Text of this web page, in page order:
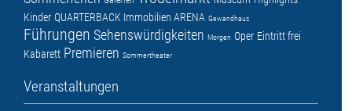
Kinder QUARTERBACK Immobilien ARENA Gewandhaus
Führungen Sehenswürdigkeiten Morgen Oper Eintritt frei
Kabarett Premieren Sommertheater
Veranstaltungen